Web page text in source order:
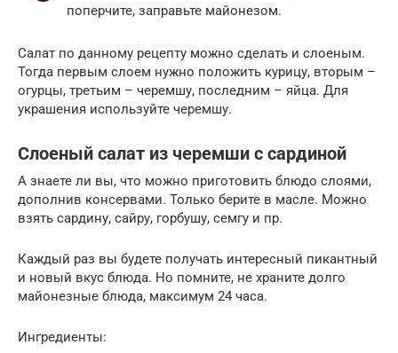
поперчите, заправьте майонезом.
Салат по данному рецепту можно сделать и слоеным.
Тогда первым слоем нужно положить курицу, вторым –
огурцы, третьим – черемшу, последним – яйца. Для
украшения используйте черемшу.
Слоеный салат из черемши с сардиной
А знаете ли вы, что можно приготовить блюдо слоями,
дополнив консервами. Только берите в масле. Можно
взять сардину, сайру, горбушу, семгу и пр.
Каждый раз вы будете получать интересный пикантный
и новый вкус блюда. Но помните, не храните долго
майонезные блюда, максимум 24 часа.
Ингредиенты: